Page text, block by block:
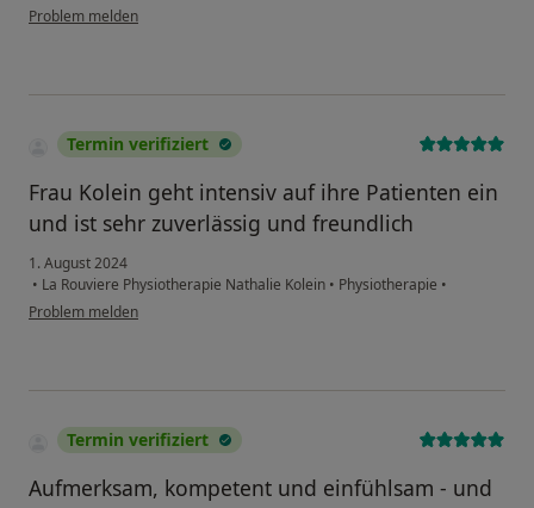
Problem melden
Termin verifiziert
Frau Kolein geht intensiv auf ihre Patienten ein
und ist sehr zuverlässig und freundlich
1. August 2024
• La Rouviere Physiotherapie Nathalie Kolein • Physiotherapie •
Problem melden
Termin verifiziert
Aufmerksam, kompetent und einfühlsam - und